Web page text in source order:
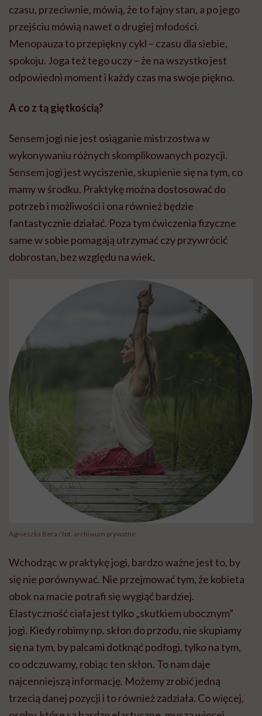
czasu, przeciwnie, mówią, że to fajny stan, a po jego
przejściu mówią nawet o drugiej młodości.
Menopauza to przepiękny cykl – czasu dla siebie,
spokoju. Joga też tego uczy – że na wszystko jest
odpowiedni moment i każdy czas ma swoje piękno.
A co z tą giętkością?
Sensem jogi nie jest osiąganie mistrzostwa w
wykonywaniu różnych skomplikowanych pozycji.
Sensem jogi jest wyciszenie, skupienie się na tym, co
mamy w środku. Praktykę można dostosować do
potrzeb i możliwości i ona również będzie
fantastycznie działać. Poza tym ćwiczenia fizyczne
same w sobie pomagają utrzymać czy przywrócić
dobrostan, bez względu na wiek.
Agnieszka Bera / fot. archiwum prywatne
Wchodząc w praktykę jogi, bardzo ważne jest to, by
się nie porównywać. Nie przejmować tym, że kobieta
obok na macie potrafi się wygiąć bardziej.
Elastyczność ciała jest tylko „skutkiem ubocznym”
jogi. Kiedy robimy np. skłon do przodu, nie skupiamy
się na tym, by palcami dotknąć podłogi, tylko na tym,
co odczuwamy, robiąc ten skłon. To nam daje
najcenniejszą informację. Możemy zrobić jedną
trzecią danej pozycji i to również zadziała. Co więcej,